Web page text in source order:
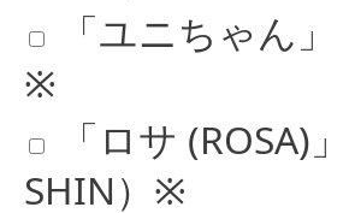
「ユニちゃん
※
「ロサ
SHIN）※